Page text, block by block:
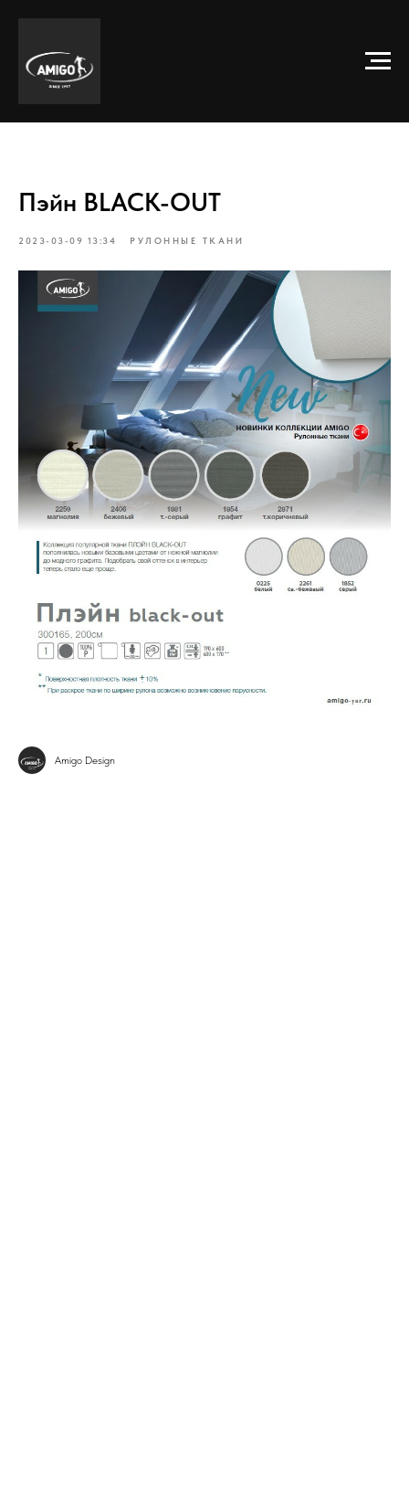
Пэйн BLACK-OUT
2023-03-09 13:34 РУЛОННЫЕ ТКАНИ
Amigo Design